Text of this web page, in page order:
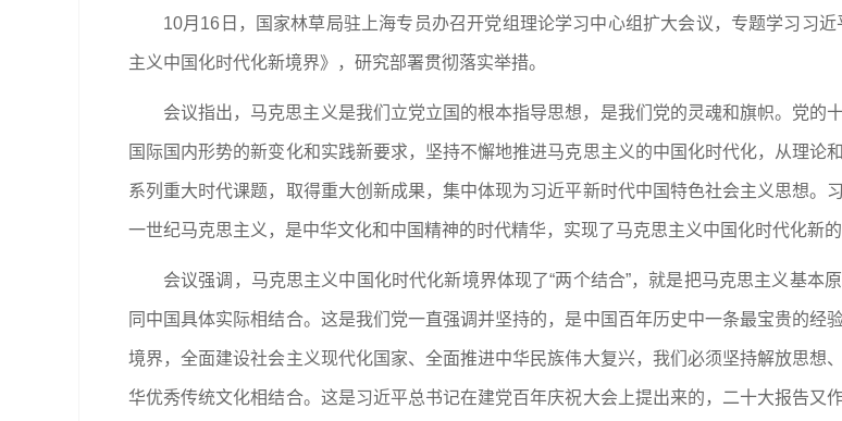
10月16日，国家林草局驻上海专员办召开党组理论学习中心组扩大会议，专题学习习
主义中国化时代化新境界》，研究部署贯彻落实举措。
会议指出，马克思主义是我们立党立国的根本指导思想，是我们党的灵魂和旗帜。党
国际国内形势的新变化和实践新要求，坚持不懈地推进马克思主义的中国化时代化，从理
系列重大时代课题，取得重大创新成果，集中体现为习近平新时代中国特色社会主义思想
一世纪马克思主义，是中华文化和中国精神的时代精华，实现了马克思主义中国化时代化新的
会议强调，马克思主义中国化时代化新境界体现了“两个结合”，就是把马克思主义基本
同中国具体实际相结合。这是我们党一直强调并坚持的，是中国百年历史中一条最宝贵的
境界，全面建设社会主义现代化国家、全面推进中华民族伟大复兴，我们必须坚持解放思想
华优秀传统文化相结合。这是习近平总书记在建党百年庆祝大会上提出来的，二十大报告又